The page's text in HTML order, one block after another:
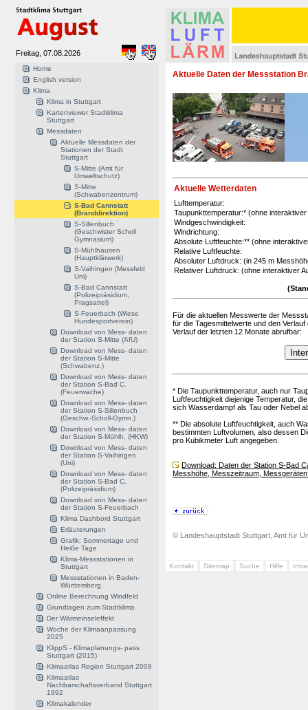
Freitag, 07.08.2026
Home
English version
Klima
Klima in Stuttgart
Kartenviewer Stadtklima
Stuttgart
Messdaten
Aktuelle Messdaten der
Stationen der Stadt
Stuttgart
S-Mitte (Amt für
Umweltschutz)
S-Mitte
(Schwabenzentrum)
S-Bad Cannstatt
(Branddirektion)
S-Sillenbuch
(Geschwister Scholl
Gymnasium)
S-Mühlhausen
(Hauptklärwerk)
S-Vaihingen (Messfeld
Uni)
S-Bad Cannstatt
(Polizeipräsidium,
Pragsattel)
S-Feuerbach (Wiese
Hundesportverein)
Download von Mess- daten
der Station S-Mitte (AfU)
Download von Mess- daten
der Station S-Mitte
(Schwabenz.)
Download von Mess- daten
der Station S-Bad C.
(Feuerwache)
Download von Mess- daten
der Station S-Sillenbuch
(Geschw.-Scholl-Gymn.)
Download von Mess- daten
der Station S-Mühlh. (HKW)
Download von Mess- daten
der Station S-Vaihingen
(Uni)
Download von Mess- daten
der Station S-Bad C.
(Polizeipräsidium)
Download von Mess- daten
der Station S-Feuerbach
Klima Dashbord Stuttgart
Erläuterungen
Grafik: Sommertage und
Heiße Tage
Klima-Messstationen in
Stuttgart
Messstationen in Baden-
Württemberg
Online Berechnung Windfeld
Grundlagen zum Stadtklima
Der Wärmeinseleffekt
Woche der Klimaanpassung
2025
KlippS - Klimaplanungs- pass
Stuttgart (2015)
Klimaatlas Region Stuttgart 2008
Klimaatlas
Nachbarschaftsverband Stuttgart
1992
Klimakalender
Aktuelle Daten der Messstation
Aktuelle Wetterdaten
Lufttemperatur:
Taupunkttemperatur:* (ohne
Windgeschwindigkeit:
Windrichtung:
Absolute Luftfeuchte:** (ohne
Relative Luftfeuchte:
Absoluter Luftdruck: (in 245 m
Relativer Luftdruck: (ohne interaktiver
Für die aktuellen Messwerte der
für die Tagesmittelwerte und den
Verlauf der letzten 12 Monate abrufbar:
* Die Taupunkttemperatur, auch nur
Luftfeuchtigkeit diejenige Temperatur,
sich Wasserdampf als Tau oder Nebel
** Die absolute Luftfeuchtigkeit, auch
bestimmten Luftvolumen, also dessen
pro Kubikmeter Luft angegeben.
Download: Daten der Station S-Bad
Messhöhe, Messzeitraum,
© Landeshauptstadt Stuttgart, Amt für
Kontakt Sitemap Suche Hilfe